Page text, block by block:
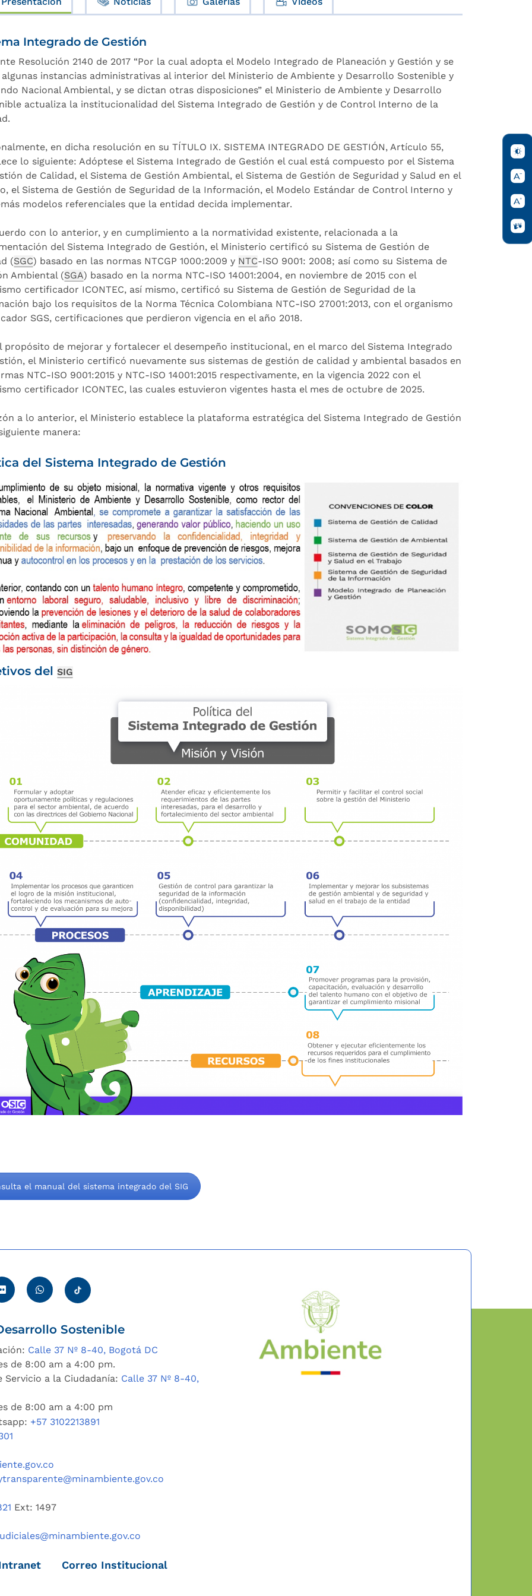
Integrado de Gestión
Resolución 2140 de 2017 “Por la cual adopta el Modelo Integrado de Planeación y Gestión y se
instancias administrativas al interior del Ministerio de Ambiente y Desarrollo Sostenible y
Nacional Ambiental, y se dictan otras disposiciones” el Ministerio de Ambiente y Desarrollo
actualiza la institucionalidad del Sistema Integrado de Gestión y de Control Interno de la
en dicha resolución en su TÍTULO IX. SISTEMA INTEGRADO DE GESTIÓN, Artículo 55,
lo siguiente: Adóptese el Sistema Integrado de Gestión el cual está compuesto por el Sistema
de Calidad, el Sistema de Gestión Ambiental, el Sistema de Gestión de Seguridad y Salud en el
el Sistema de Gestión de Seguridad de la Información, el Modelo Estándar de Control Interno y
modelos referenciales que la entidad decida implementar.
con lo anterior, y en cumplimiento a la normatividad existente, relacionada a la
del Sistema Integrado de Gestión, el Ministerio certificó su Sistema de Gestión de
(SGC) basado en las normas NTCGP 1000:2009 y NTC-ISO 9001: 2008; así como su Sistema de
Ambiental (SGA) basado en la norma NTC-ISO 14001:2004, en noviembre de 2015 con el
certificador ICONTEC, así mismo, certificó su Sistema de Gestión de Seguridad de la
bajo los requisitos de la Norma Técnica Colombiana NTC-ISO 27001:2013, con el organismo
SGS, certificaciones que perdieron vigencia en el año 2018.
propósito de mejorar y fortalecer el desempeño institucional, en el marco del Sistema Integrado
el Ministerio certificó nuevamente sus sistemas de gestión de calidad y ambiental basados en
NTC-ISO 9001:2015 y NTC-ISO 14001:2015 respectivamente, en la vigencia 2022 con el
certificador ICONTEC, las cuales estuvieron vigentes hasta el mes de octubre de 2025.
a lo anterior, el Ministerio establece la plataforma estratégica del Sistema Integrado de Gestión
manera:
del Sistema Integrado de Gestión
del SIG
el manual del sistema integrado del SIG
Sostenible
Calle 37 Nº 8-40, Bogotá DC
de 8:00 am a 4:00 pm.
a la Ciudadanía: Calle 37 Nº 8-40,
de 8:00 am a 4:00 pm
+57 3102213891
Ext: 1497
Correo Institucional